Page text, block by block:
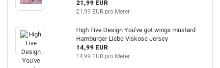
21,99 EUR
21,99 EUR pro Meter
High Five Design You've got wings mustard
Hamburger Liebe Viskose Jersey
14,99 EUR
14,99 EUR pro Meter